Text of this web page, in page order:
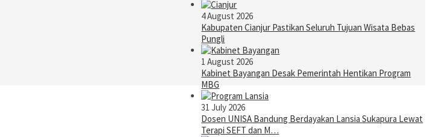
4 August 2026
Kabupaten Cianjur Pastikan Seluruh Tujuan Wisata Bebas
Pungli
1 August 2026
Kabinet Bayangan Desak Pemerintah Hentikan Program
MBG
31 July 2026
Dosen UNISA Bandung Berdayakan Lansia Sukapura Lewat
Terapi SEFT dan M…